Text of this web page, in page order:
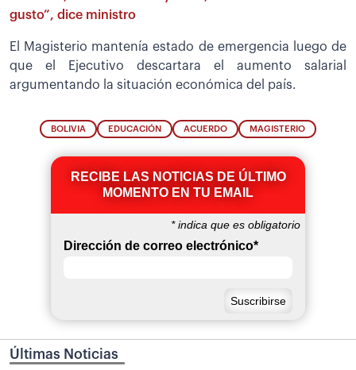
gusto”, dice ministro
El Magisterio mantenía estado de emergencia luego de
que el Ejecutivo descartara el aumento salarial
argumentando la situación económica del país.
BOLIVIA EDUCACIÓN ACUERDO MAGISTERIO
RECIBE LAS NOTICIAS DE ÚLTIMO
MOMENTO EN TU EMAIL
*indica que es obligatorio
Dirección de correo electrónico*
Últimas Noticias